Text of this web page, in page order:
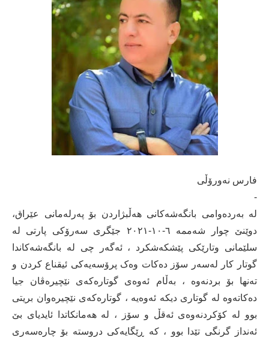
فارس نەورۆڵی
-
لە بەردەوامی بانگەشەکانی هەڵبژاردن بۆ پەرلەمانی عێراق،
دوێنێ چوار شەممە ٦-١٠-٢٠٢١ جێگری سەرۆکی پارتی لە
سلێمانی وتارێکی پێشکەشکرد ، ئەگەر چی لە بانگەشەکاندا
گوتار کار لەسەر سۆز دەکات وەک پرۆسەیەکی ئیقناع کردن و
تەنها بۆ بردنەوە ، بەڵام ئەوەی گوتارەکەی نێچیرەڤان جیا
دەکاتەوە لە گوتاری دیکە ئەوەیە ، گوتارەکەی نێچیرەوان بریتی
بوو لە کۆکردنەوەی ئەقڵ و سۆز ، لە هەمانکاتدا ئایدیای بێ
ئەنداز گرنگی تێدا بوو ، کە ڕێگایەکی دروستە بۆ چارەسەری